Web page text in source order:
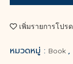
เพิ่มรายการโปรด
หมวดหมู่ : Book ,